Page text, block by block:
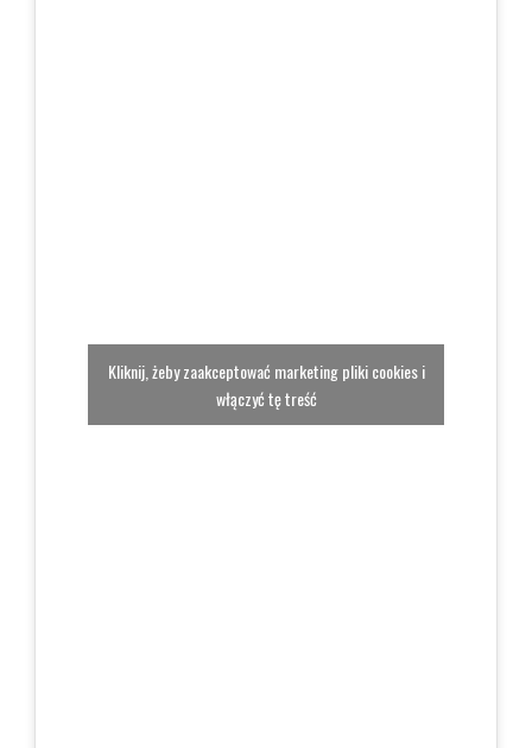
Kliknij, żeby zaakceptować marketing pliki cookies i
włączyć tę treść